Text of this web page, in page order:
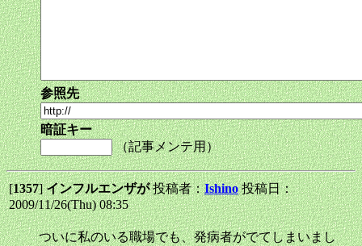
参照先
暗証キー
（記事メンテ用）
[1357]インフルエンザが投稿者：Ishino 投稿日：
2009/11/26(Thu) 08:35
ついに私のいる職場でも、発病者がでてしまいまし